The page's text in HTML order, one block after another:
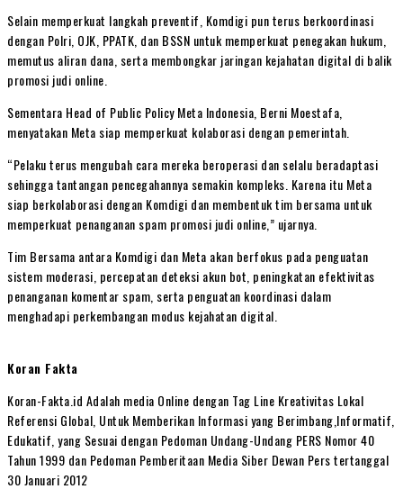
Selain memperkuat langkah preventif, Komdigi pun terus berkoordinasi
dengan Polri, OJK, PPATK, dan BSSN untuk memperkuat penegakan hukum,
memutus aliran dana, serta membongkar jaringan kejahatan digital di balik
promosi judi online.
Sementara Head of Public Policy Meta Indonesia, Berni Moestafa,
menyatakan Meta siap memperkuat kolaborasi dengan pemerintah.
“Pelaku terus mengubah cara mereka beroperasi dan selalu beradaptasi
sehingga tantangan pencegahannya semakin kompleks. Karena itu Meta
siap berkolaborasi dengan Komdigi dan membentuk tim bersama untuk
memperkuat penanganan spam promosi judi online,” ujarnya.
Tim Bersama antara Komdigi dan Meta akan berfokus pada penguatan
sistem moderasi, percepatan deteksi akun bot, peningkatan efektivitas
penanganan komentar spam, serta penguatan koordinasi dalam
menghadapi perkembangan modus kejahatan digital.
Koran Fakta
Koran-Fakta.id Adalah media Online dengan Tag Line Kreativitas Lokal
Referensi Global, Untuk Memberikan Informasi yang Berimbang,Informatif,
Edukatif, yang Sesuai dengan Pedoman Undang-Undang PERS Nomor 40
Tahun 1999 dan Pedoman Pemberitaan Media Siber Dewan Pers tertanggal
30 Januari 2012